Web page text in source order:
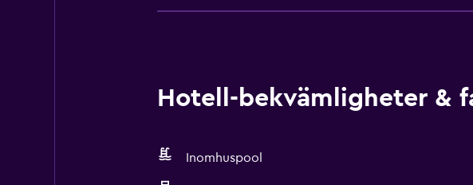
Hotell-bekvämligheter &
Inomhuspool